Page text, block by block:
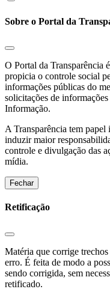
Sobre o Portal da
O Portal da Transparência
propicia o controle social
informações públicas do
solicitações de
Informação.
A Transparência tem
induzir maior
controle e divulgação das
mídia.
Fechar
Retificação
Matéria que corrige
erro. É feita de modo a
sendo corrigida, sem
retificado.